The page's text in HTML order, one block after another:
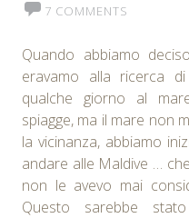
7 COMMENTS
Quando abbiamo
eravamo alla ricerca
qualche giorno al
spiagge, ma il mare non
la vicinanza, abbiamo
andare alle Maldive …
non le avevo mai
Questo sarebbe